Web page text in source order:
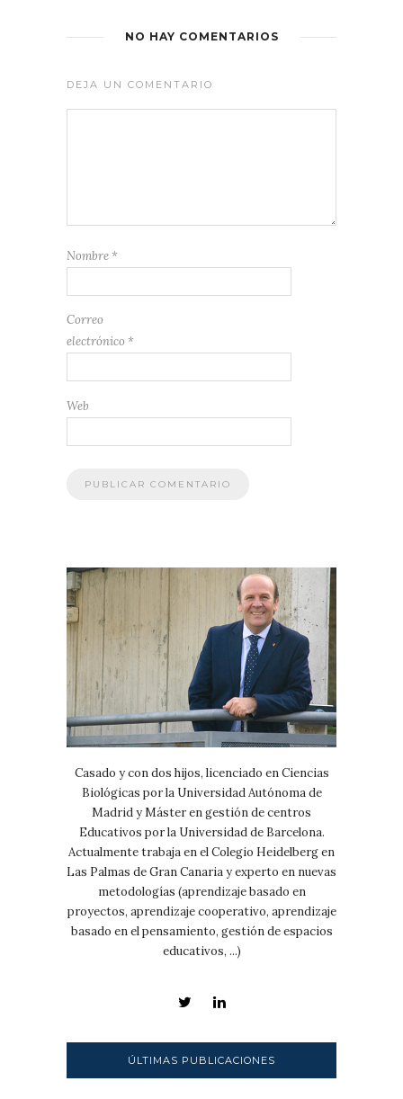
NO HAY COMENTARIOS
DEJA UN COMENTARIO
Nombre *
Correo
electrónico *
Web
Casado y con dos hijos, licenciado en Ciencias
Biológicas por la Universidad Autónoma de
Madrid y Máster en gestión de centros
Educativos por la Universidad de Barcelona.
Actualmente trabaja en el Colegio Heidelberg en
Las Palmas de Gran Canaria y experto en nuevas
metodologías (aprendizaje basado en
proyectos, aprendizaje cooperativo, aprendizaje
basado en el pensamiento, gestión de espacios
educativos, ...)
ÚLTIMAS PUBLICACIONES